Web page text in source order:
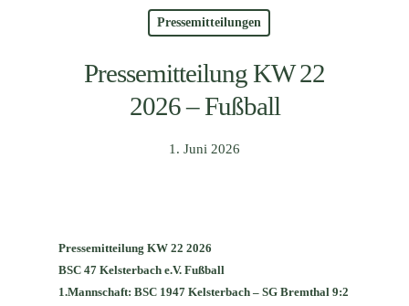
Pressemitteilungen
Pressemitteilung KW 22
2026 – Fußball
1. Juni 2026
Pressemitteilung KW 22 2026
BSC 47 Kelsterbach e.V. Fußball
1.Mannschaft: BSC 1947 Kelsterbach – SG Bremthal 9:2